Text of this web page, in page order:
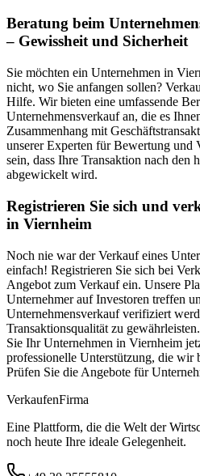
Beratung beim
– Gewissheit und Sicherheit
Sie möchten ein Unternehmen in
nicht, wo Sie anfangen sollen?
Hilfe. Wir bieten eine umfassende
Unternehmensverkauf an, die es
Zusammenhang mit
unserer Experten für Bewertung und
sein, dass Ihre Transaktion nach den
abgewickelt wird.
Registrieren Sie sich und
in Viernheim
Noch nie war der Verkauf eines
einfach! Registrieren Sie sich bei
Angebot zum Verkauf ein. Unsere
Unternehmer auf Investoren treffen
Unternehmensverkauf verifiziert
Transaktionsqualität zu
Sie Ihr Unternehmen in Viernheim
professionelle Unterstützung, die wir
Prüfen Sie die Angebote für
VerkaufenFirma
Eine Plattform, die die Welt der
noch heute Ihre ideale Gelegenheit.